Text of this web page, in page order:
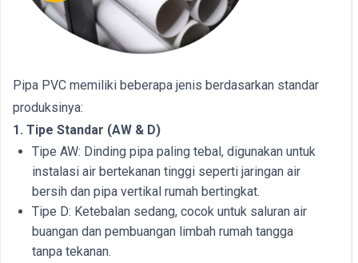
Pipa PVC memiliki beberapa jenis berdasarkan standar
produksinya:
1. Tipe Standar (AW & D)
Tipe AW: Dinding pipa paling tebal, digunakan untuk
instalasi air bertekanan tinggi seperti jaringan air
bersih dan pipa vertikal rumah bertingkat.
Tipe D: Ketebalan sedang, cocok untuk saluran air
buangan dan pembuangan limbah rumah tangga
tanpa tekanan.